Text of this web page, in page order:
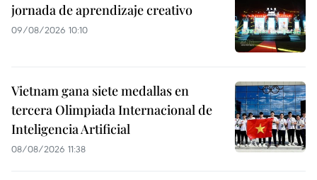
jornada de aprendizaje creativo
09/08/2026 10:10
Vietnam gana siete medallas en
tercera Olimpiada Internacional de
Inteligencia Artificial
08/08/2026 11:38